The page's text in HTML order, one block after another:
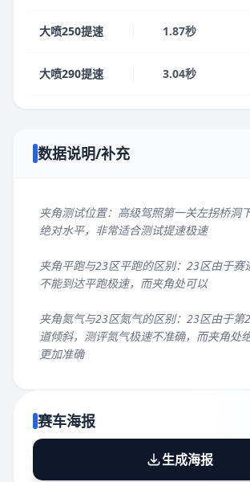
大喷250提速 1.87秒
大喷290提速 3.04秒
数据说明/补充
夹角测试位置：高级驾照第一关左拐桥洞
绝对水平，非常适合测试提速极速
夹角平跑与23区平跑的区别：23区由于赛
不能到达平跑极速，而夹角处可以
夹角氮气与23区氮气的区别：23区由于第
道倾斜，测评氮气极速不准确，而夹角处
更加准确
赛车海报
生成海报